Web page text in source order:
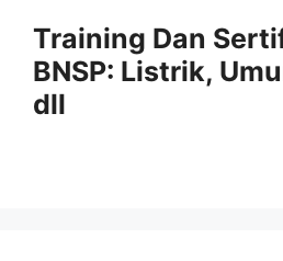
Training Dan
BNSP: Listrik,
dll